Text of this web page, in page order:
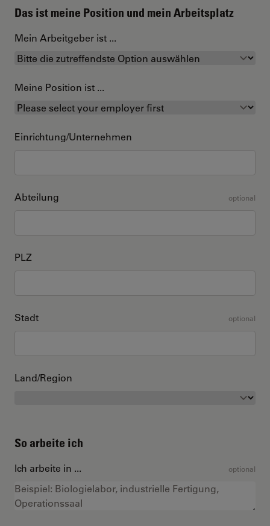
Das ist meine Position und mein Arbeitsplatz
Mein Arbeitgeber ist ...
Meine Position ist ...
Einrichtung/Unternehmen
Abteilung optional
PLZ
Stadt optional
Land/Region
So arbeite ich
Ich arbeite in ... optional